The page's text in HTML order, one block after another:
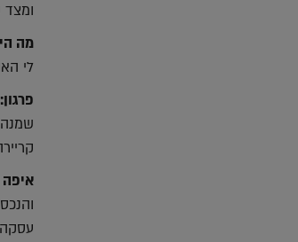
ומצד
מה
לי
פרגון:
איפה
עסקה